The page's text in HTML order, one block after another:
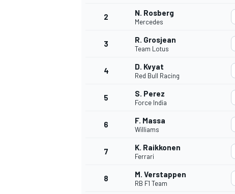
WORLD SUPERBIKE
2 N. Rosberg
Mercedes
3 R. Grosjean
Team Lotus
4 D. Kvyat
Red Bull Racing
5 S. Perez
Force India
6 F. Massa
Williams
7 K. Raikkonen
Ferrari
8 M. Verstappen
RB F1 Team